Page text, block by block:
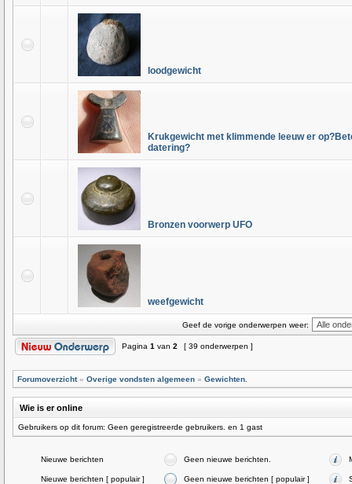
loodgewicht
Krukgewicht met klimmende leeuw er
datering?
Bronzen voorwerp UFO
weefgewicht
Geef de vorige onderwerpen weer:
Pagina 1 van 2 [ 39 onderwerpen ]
Forumoverzicht» Overige vondsten algemeen » Gewichten.
Wie is er online
Gebruikers op dit forum: Geen geregistreerde gebruikers. en 1 gast
Nieuwe berichten Geen nieuwe berichten.
Nieuwe berichten [ populair ] Geen nieuwe berichten [ populair ]